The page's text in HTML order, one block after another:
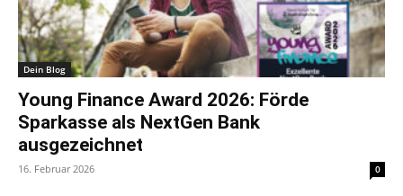
Dein Blog
Young Finance Award 2026: Förde
Sparkasse als NextGen Bank
ausgezeichnet
16. Februar 2026 0